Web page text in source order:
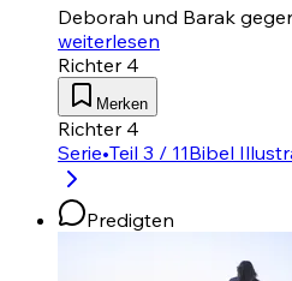
Deborah und Barak
weiterlesen
Richter 4
Merken
Richter 4
Serie•Teil 3 / 11Bibel
Predigten